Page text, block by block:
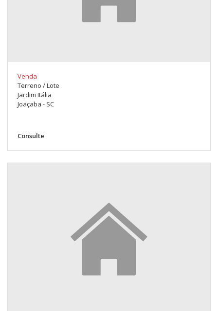
Venda
Terreno / Lote
Jardim Itália
Joaçaba - SC
Consulte